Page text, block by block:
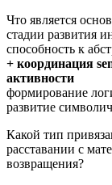
Что является
стадии развития
способность к
+ координация
активности
формирование
развитие
Какой тип
расставании с
возвращения?